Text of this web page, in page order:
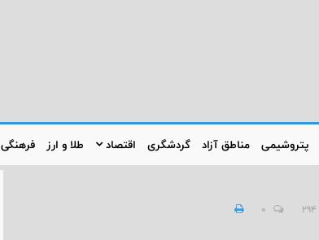
پتروشیمی مناطق آزاد گردشگری اقتصاد طلا و ارز فرهنگی
0